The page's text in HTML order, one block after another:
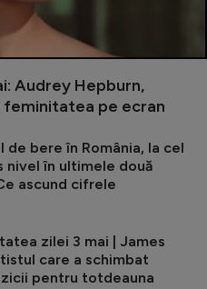
Audrey Hepburn,
pe ecran
de bere în România, la cel
nivel în ultimele două
ascund cifrele
zilei 3 mai | James
care a schimbat
pentru totdeauna